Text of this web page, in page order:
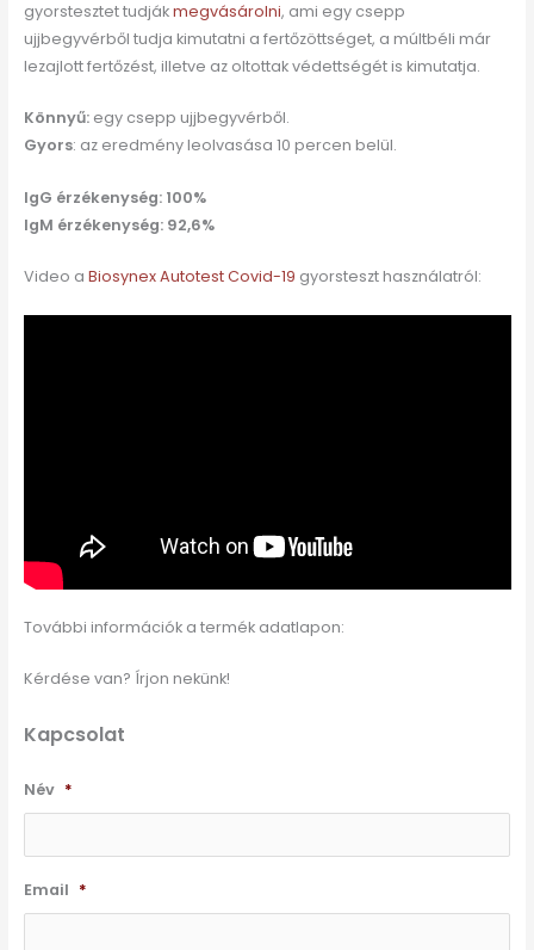
gyorstesztet tudjákmegvásárolni, ami egy csepp
ujjbegyvérből tudja kimutatni a fertőzöttséget, a múltbéli már
lezajlott fertőzést, illetve az oltottak védettségét is kimutatja.
Könnyű:egy csepp ujjbegyvérből.
Gyors: az eredmény leolvasása 10 percen belül.
IgG érzékenység: 100%
IgM érzékenység: 92,6%
Video a Biosynex Autotest Covid-19 gyorsteszt használatról:
További információk a termék adatlapon:
Kérdése van? Írjon nekünk!
Kapcsolat
Név *
Email *